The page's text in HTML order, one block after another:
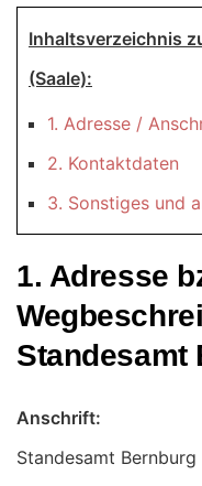
Inhaltsverzeichnis
(Saale):
1. Adresse /
2. Kontaktdaten
3. Sonstiges und
1. Adresse
Standesamt
Anschrift:
Standesamt Bernburg